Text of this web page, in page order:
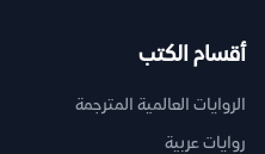
أقسام الكتب
الروايات العالمية المترجمة
روايات عربية